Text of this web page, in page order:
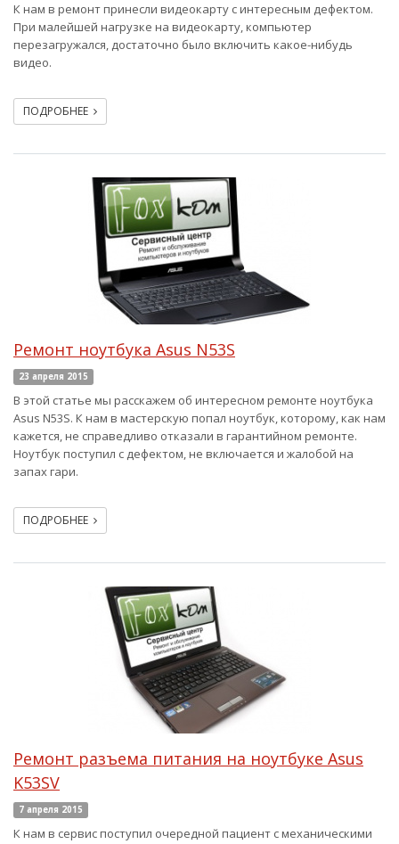
К нам в ремонт принесли видеокарту с интересным дефектом.
При малейшей нагрузке на видеокарту, компьютер
перезагружался, достаточно было включить какое-нибудь
видео.
ПОДРОБНЕЕ
Ремонт ноутбука Asus N53S
23 апреля 2015
В этой статье мы расскажем об интересном ремонте ноутбука
Asus N53S. К нам в мастерскую попал ноутбук, которому, как нам
кажется, не справедливо отказали в гарантийном ремонте.
Ноутбук поступил с дефектом, не включается и жалобой на
запах гари.
ПОДРОБНЕЕ
Ремонт разъема питания на ноутбуке Asus
K53SV
7 апреля 2015
К нам в сервис поступил очередной пациент с механическими